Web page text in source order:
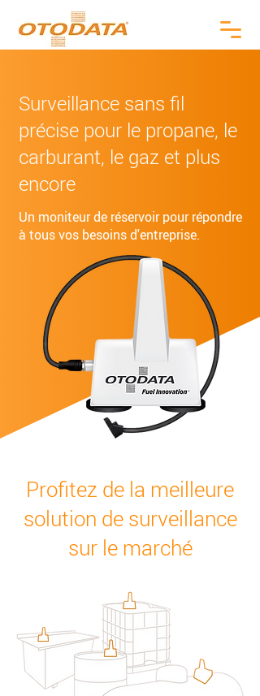
Surveillance sans fil
précise pour le propane, le
carburant, le gaz et plus
encore
Un moniteur de réservoir pour répondre
à tous vos besoins d'entreprise.
Profitez de la meilleure
solution de surveillance
sur le marché